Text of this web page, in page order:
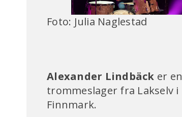
Foto: Julia Naglestad
Alexander Lindbäck er en
trommeslager fra Lakselv i
Finnmark.